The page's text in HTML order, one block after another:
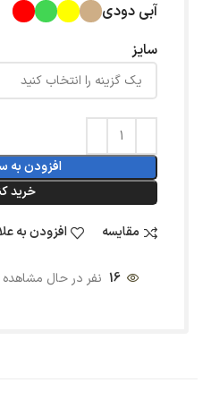
آبی دودی
سایز
افزودن به
خرید
مقایسه افزودن به
16 نفر در حال